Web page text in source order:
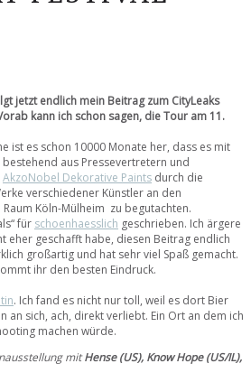
jetzt endlich mein Beitrag zum CityLeaks
kann ich schon sagen, die Tour am 11.
ist es schon 10000 Monate her, dass es mit
aus Pressevertretern und
AkzoNobel Dekorative Paints durch die
verschiedener Künstler an den
Köln-Mülheim zu begutachten.
für schoenhaesslich geschrieben. Ich ärgere
eher geschafft habe, diesen Beitrag endlich
großartig und hat sehr viel Spaß gemacht.
ihr den besten Eindruck.
. Ich fand es nicht nur toll, weil es dort Bier
an sich, ach, direkt verliebt. Ein Ort an dem ich
machen würde.
mitHense (US), Know Hope (US/IL),